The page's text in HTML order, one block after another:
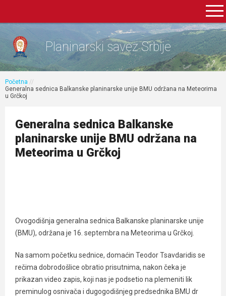
Planinarski savez Srbije
Početna //
Generalna sednica Balkanske planinarske unije BMU održana na Meteorima
u Grčkoj
Generalna sednica Balkanske
planinarske unije BMU održana na
Meteorima u Grčkoj
Ovogodišnja generalna sednica Balkanske planinarske unije
(BMU), održana je 16. septembra na Meteorima u Grčkoj.
Na samom početku sednice, domaćin Teodor Tsavdaridis se
rečima dobrodošlice obratio prisutnima, nakon čeka je
prikazan video zapis, koji nas je podsetio na plemeniti lik
preminulog osnivača i dugogodišnjeg predsednika BMU dr